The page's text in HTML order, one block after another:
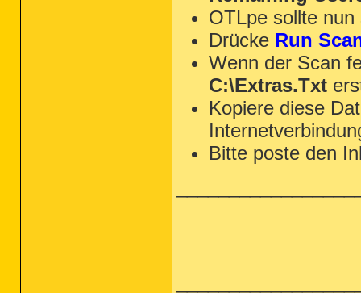
OTLpe sollte nun
Drücke Run
Wenn der Scan
C:\Extras.Txt
Kopiere diese
Bitte poste den